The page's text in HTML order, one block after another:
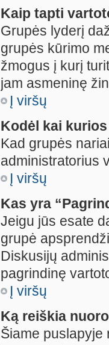
Kaip tapti
Grupės lyderį
grupės kūrimo
žmogus į kurį
jam asmeninę
Į viršų
Kodėl kai
Kad grupės
administratorius
Į viršų
Kas yra
Jeigu jūs esate
grupė
Diskusijų
pagrindinę
Į viršų
Ką reiškia
Šiame